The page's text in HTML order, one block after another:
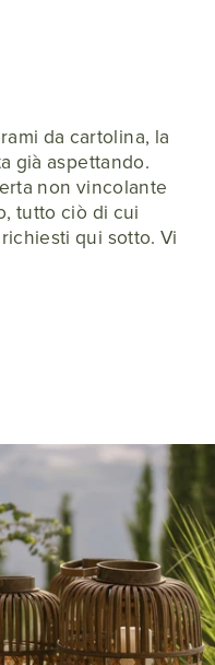
da cartolina, la
già aspettando.
non vincolante
tutto ciò di cui
qui sotto. Vi